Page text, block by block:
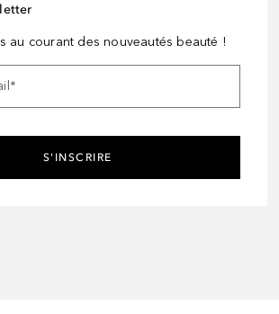
au courant des nouveautés beauté !
*
S'INSCRIRE